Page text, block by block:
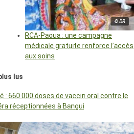
© DR
RCA-Paoua : une campagne
médicale gratuite renforce l’accès
aux soins
lus
: 660 000 doses de vaccin oral contre le
réceptionnées à Bangui